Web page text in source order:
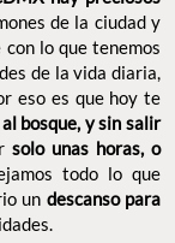
de la ciudad y
lo que tenemos
de la vida diaria,
eso es que hoy te
bosque, y sin salir
solo unas horas, o
todo lo que
un descanso para